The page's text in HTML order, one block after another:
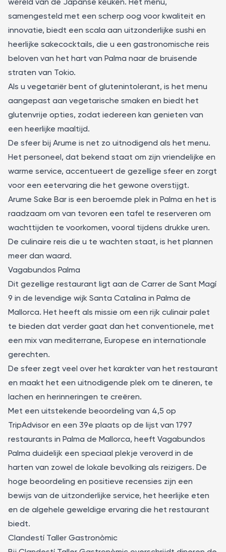
wereld van de Japanse keuken. Het menu,
samengesteld met een scherp oog voor kwaliteit en
innovatie, biedt een scala aan uitzonderlijke sushi en
heerlijke sakecocktails, die u een gastronomische reis
beloven van het hart van Palma naar de bruisende
straten van Tokio.
Als u vegetariër bent of glutenintolerant, is het menu
aangepast aan vegetarische smaken en biedt het
glutenvrije opties, zodat iedereen kan genieten van
een heerlijke maaltijd.
De sfeer bij Arume is net zo uitnodigend als het menu.
Het personeel, dat bekend staat om zijn vriendelijke en
warme service, accentueert de gezellige sfeer en zorgt
voor een eetervaring die het gewone overstijgt.
Arume Sake Bar is een beroemde plek in Palma en het is
raadzaam om van tevoren een tafel te reserveren om
wachttijden te voorkomen, vooral tijdens drukke uren.
De culinaire reis die u te wachten staat, is het plannen
meer dan waard.
Vagabundos Palma
Dit gezellige restaurant ligt aan de Carrer de Sant Magí
9 in de levendige wijk Santa Catalina in Palma de
Mallorca. Het heeft als missie om een rijk culinair palet
te bieden dat verder gaat dan het conventionele, met
een mix van mediterrane, Europese en internationale
gerechten.
De sfeer zegt veel over het karakter van het restaurant
en maakt het een uitnodigende plek om te dineren, te
lachen en herinneringen te creëren.
Met een uitstekende beoordeling van 4,5 op
TripAdvisor en een 39e plaats op de lijst van 1797
restaurants in Palma de Mallorca, heeft Vagabundos
Palma duidelijk een speciaal plekje veroverd in de
harten van zowel de lokale bevolking als reizigers. De
hoge beoordeling en positieve recensies zijn een
bewijs van de uitzonderlijke service, het heerlijke eten
en de algehele geweldige ervaring die het restaurant
biedt.
Clandestí Taller Gastronòmic